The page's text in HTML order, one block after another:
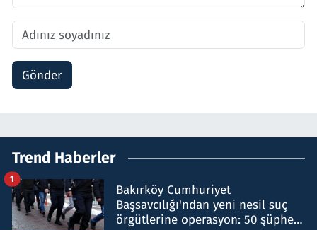
Gönder
Trend Haberler
Bakırköy Cumhuriyet
Başsavcılığı'ndan yeni nesil suç
örgütlerine operasyon: 50 şüpheli
1